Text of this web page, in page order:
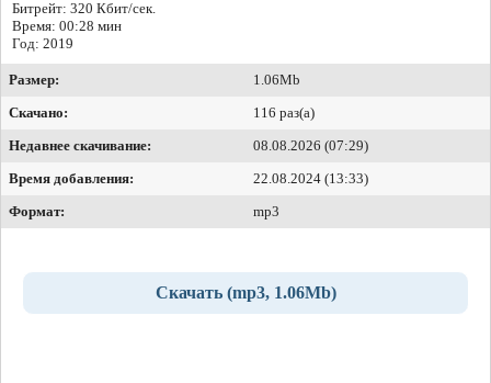
Битрейт: 320 Кбит/сек.
Время: 00:28 мин
Год: 2019
Размер:
1.06Mb
Скачано:
116 раз(а)
Недавнее скачивание:
08.08.2026 (07:29)
Время добавления:
22.08.2024 (13:33)
Формат:
mp3
Скачать (mp3, 1.06Mb)